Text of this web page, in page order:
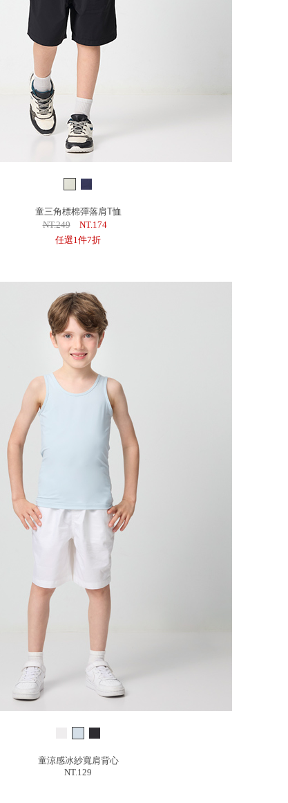
童三角標棉彈落肩T恤
NT.249
NT.174
任選1件7折
童涼感冰紗寬肩背心
NT.129